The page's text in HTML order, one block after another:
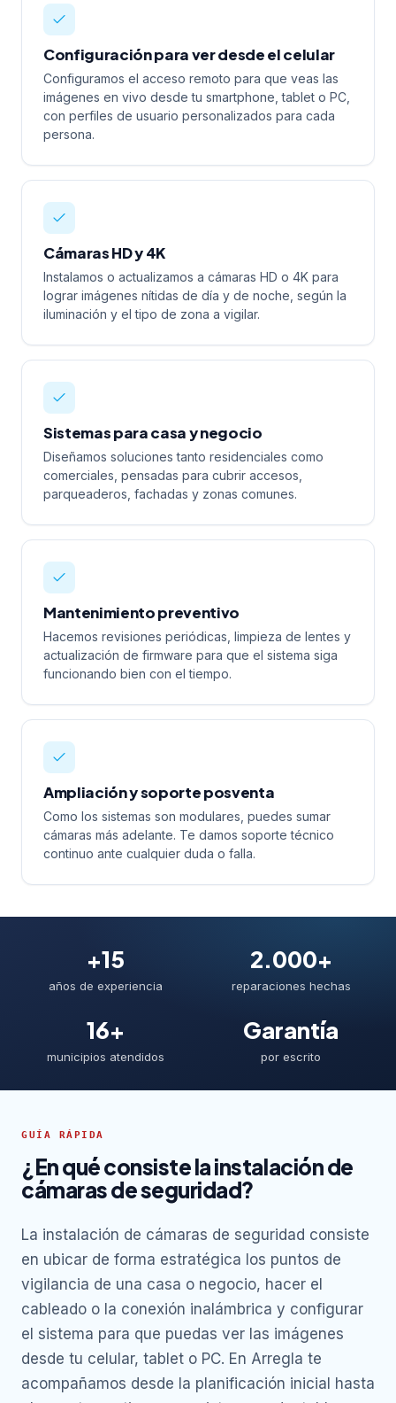
Configuración para ver desde el celular
Configuramos el acceso remoto para que veas las
imágenes en vivo desde tu smartphone, tablet o PC,
con perfiles de usuario personalizados para cada
persona.
Cámaras HD y 4K
Instalamos o actualizamos a cámaras HD o 4K para
lograr imágenes nítidas de día y de noche, según la
iluminación y el tipo de zona a vigilar.
Sistemas para casa y negocio
Diseñamos soluciones tanto residenciales como
comerciales, pensadas para cubrir accesos,
parqueaderos, fachadas y zonas comunes.
Mantenimiento preventivo
Hacemos revisiones periódicas, limpieza de lentes y
actualización de firmware para que el sistema siga
funcionando bien con el tiempo.
Ampliación y soporte posventa
Como los sistemas son modulares, puedes sumar
cámaras más adelante. Te damos soporte técnico
continuo ante cualquier duda o falla.
+15
años de experiencia
2.000+
reparaciones hechas
16+
municipios atendidos
Garantía
por escrito
GUÍA RÁPIDA
¿En qué consiste la instalación de
cámaras de seguridad?
La instalación de cámaras de seguridad consiste
en ubicar de forma estratégica los puntos de
vigilancia de una casa o negocio, hacer el
cableado o la conexión inalámbrica y configurar
el sistema para que puedas ver las imágenes
desde tu celular, tablet o PC. En Arregla te
acompañamos desde la planificación inicial hasta